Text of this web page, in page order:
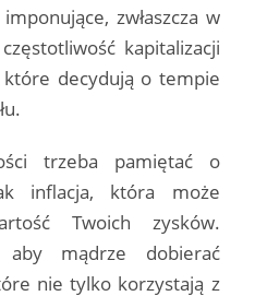
zwłaszcza w
kapitalizacji
decydują o tempie
trzeba pamiętać o
inflacja, która może
Twoich zysków.
mądrze dobierać
nie tylko korzystają z